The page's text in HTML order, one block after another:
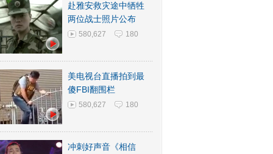
赴雅安救灾途中牺牲
两位战士照片公布
580,627 180
美电视台直播拍到最
傻FBI翻围栏
580,627 180
冲刺好声音《相信